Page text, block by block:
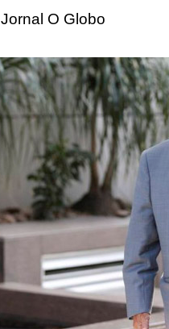
Jornal O Globo